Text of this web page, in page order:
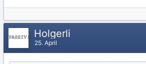
Holgerli
25. April